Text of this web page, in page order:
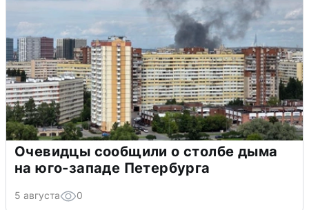
Очевидцы сообщили о столбе дыма
на юго-западе Петербурга
5 августа 0